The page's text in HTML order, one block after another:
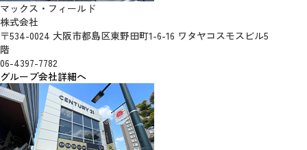
マックス・フィールド
株式会社
〒534-0024 大阪市都島区東野田町1-6-16 ワタヤコスモスビル5
階
06-4397-7782
グループ会社詳細へ